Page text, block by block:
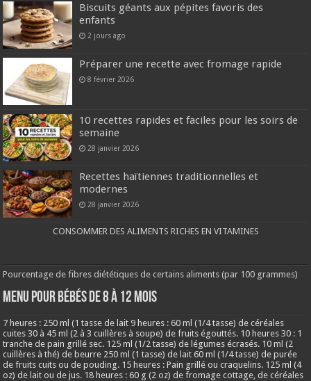
Biscuits géants aux pépites favoris des
enfants
2 jours ago
Préparer une recette avec fromage rapide
8 février 2026
10 recettes rapides et faciles pour les soirs de
semaine
28 janvier 2026
Recettes haïtiennes traditionnelles et
modernes
28 janvier 2026
CONSOMMER DES ALIMENTS RICHES EN VITAMINES
Pourcentage de fibres diététiques de certains aliments (par 100 grammes)
MENU POUR BÉBÉS DE 8 à 12 MOIS
7 heures : 250 ml (1 tasse de lait 9 heures : 60 ml (1/4 tasse) de céréales
cuites 30 à 45 ml (2 à 3 cuillères à soupe) de fruits égouttés. 10 heures 30 : 1
tranche de pain grillé sec. 125 ml (1/2 tasse) de légumes écrasés. 10 ml (2
cuillères à thé) de beurre 250 ml (1 tasse) de lait 60 ml (1/4 tasse) de purée
de fruits cuits ou de pouding. 15 heures : Pain grillé ou craquelins. 125 ml (4
oz) de lait ou de jus. 18 heures : 60 g (2 oz) de fromage cottage, de céréales